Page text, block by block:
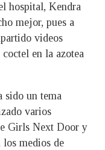
hospital, Kendra
mejor, pues a
videos
en la azotea
sido un tema
varios
Girls Next Door y
medios de